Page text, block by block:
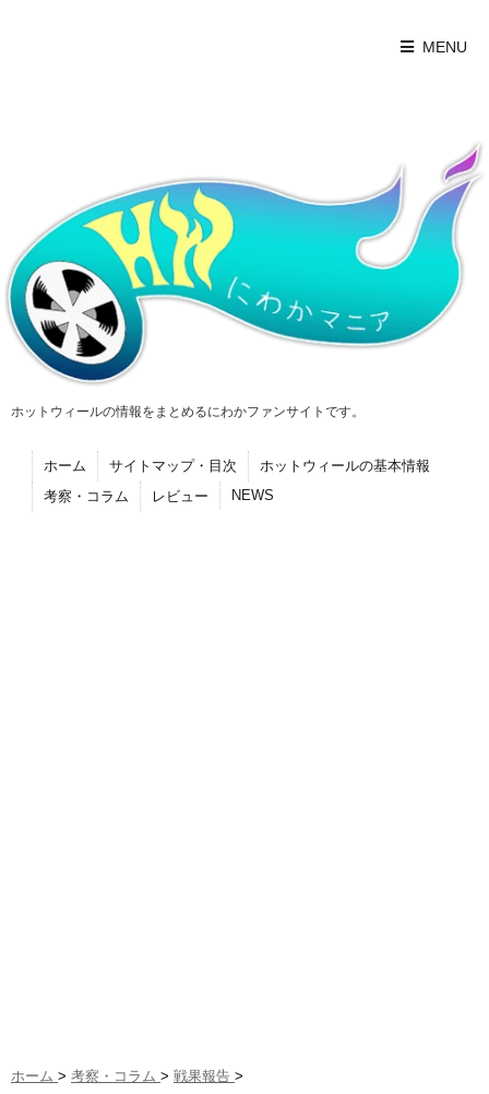
MENU
ホットウィールの情報をまとめるにわかファンサイトです。
ホーム サイトマップ・目次
ホットウィールの基本情報
考察・コラム
レビュー NEWS
ホーム > 考察・コラム > 戦果報告 >